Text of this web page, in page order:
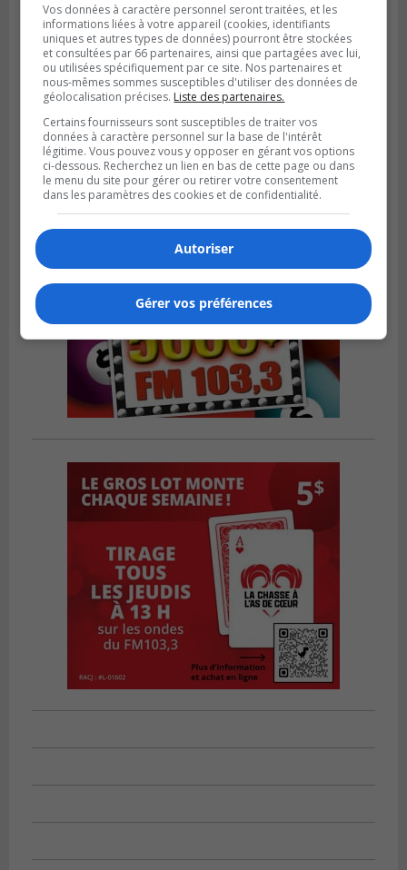
Publié le 6 août 2026 à 05h39
La grenade du camping du lac Cristal était
inoffensive
Vos données à caractère personnel seront traitées, et les
informations liées à votre appareil (cookies, identifiants
uniques et autres types de données) pourront être stockées
et consultées par 66 partenaires, ainsi que partagées avec lui,
ou utilisées spécifiquement par ce site. Nos partenaires et
nous-mêmes sommes susceptibles d'utiliser des données de
géolocalisation précises. Liste des partenaires.
Certains fournisseurs sont susceptibles de traiter vos
données à caractère personnel sur la base de l'intérêt
légitime. Vous pouvez vous y opposer en gérant vos options
ci-dessous. Recherchez un lien en bas de cette page ou dans
le menu du site pour gérer ou retirer votre consentement
dans les paramètres des cookies et de confidentialité.
Autoriser
Gérer vos préférences